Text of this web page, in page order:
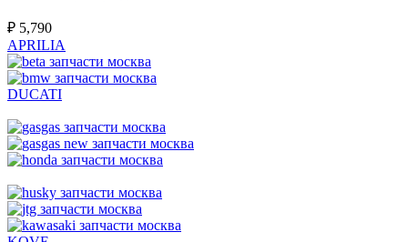
₽ 5,790
APRILIA
DUCATI